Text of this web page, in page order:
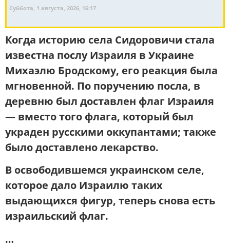
Суббота, 1 августа, 2026, 16:17
Когда историю села Сидоровичи стала
известна послу Израиля в Украине
Михаэлю Бродскому, его реакция была
мгновенной. По поручению посла, в
деревню был доставлен флаг Израиля
— вместо того флага, который был
украден русскими оккупантами; также
было доставлено лекарство.
В освободившемся украинском селе,
которое дало Израилю таких
выдающихся фигур, теперь снова есть
израильский флаг.
…